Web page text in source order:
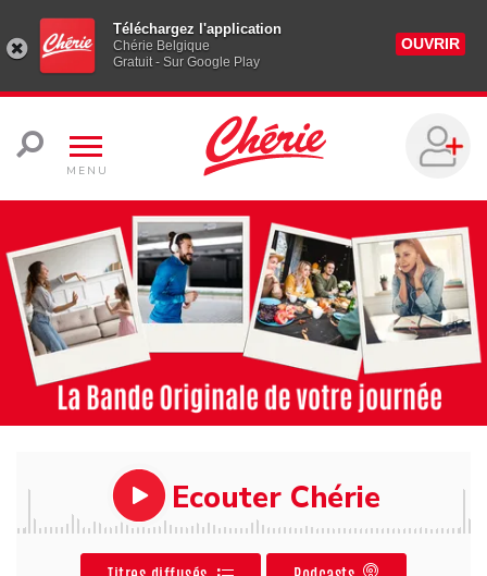
Téléchargez l'application
Chérie Belgique
Gratuit - Sur Google Play
OUVRIR
MENU
Chérir la vie en musique
Ecouter Chérie